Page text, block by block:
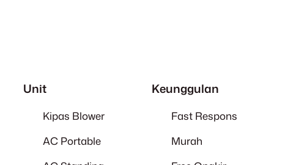
Unit
Kipas Blower
AC Portable
Keunggulan
Fast Respons
Murah